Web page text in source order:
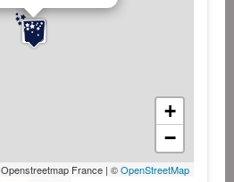
+
−
France | ©OpenStreetMap